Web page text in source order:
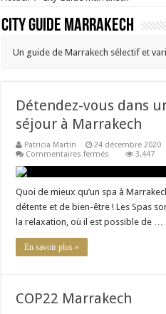
City Guide Marrakech
Un guide de Marrakech sélectif et
Détendez-vous dans
séjour à Marrakech
Patricia Martin 24 décembre 2020
Commentaires fermés
un
lors
de
votre
3,447
Quoi de mieux qu’un spa à
détente et de bien-être ! Les Spas
la relaxation, où il est possible de …
En savoir plus »
COP22 Marrakech